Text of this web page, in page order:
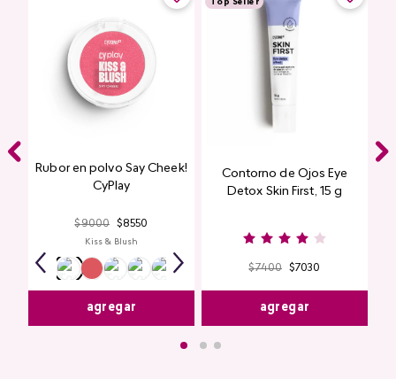
Rubor en polvo Say Cheek!
CyPlay
$9000 $8550
Kiss & Blush
agregar
Contorno de Ojos Eye
Detox Skin First, 15 g
$7400 $7030
agregar